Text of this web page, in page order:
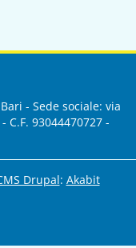
- Sede sociale: via
C.F. 93044470727 -
Drupal: Akabit